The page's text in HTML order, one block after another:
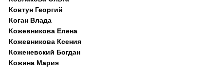
Ковтун Георгий
Коган Влада
Кожевникова Елена
Кожевникова Ксения
Коженевский Богдан
Кожина Мария